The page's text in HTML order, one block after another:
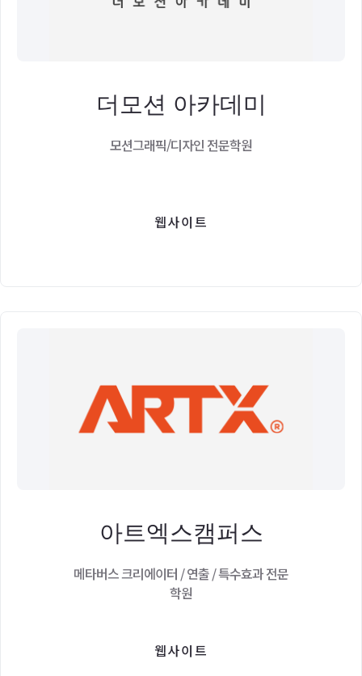
더모션 아카데미
모션그래픽/디자인 전문학원
웹사이트
아트엑스캠퍼스
메타버스 크리에이터 / 연출 / 특수효과 전문
학원
웹사이트